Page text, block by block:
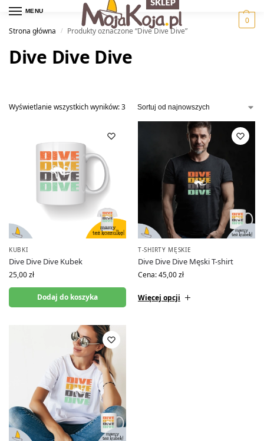
MENU
0
Strona główna
/ Produkty oznaczone “Dive Dive Dive”
Dive Dive Dive
Wyświetlanie wszystkich wyników: 3
KUBKI
Dive Dive Dive Kubek
25,00zł
Dodaj do koszyka
T-SHIRTY MĘSKIE
Dive Dive Dive Męski T-shirt
Cena:45,00zł
Więcej opcji